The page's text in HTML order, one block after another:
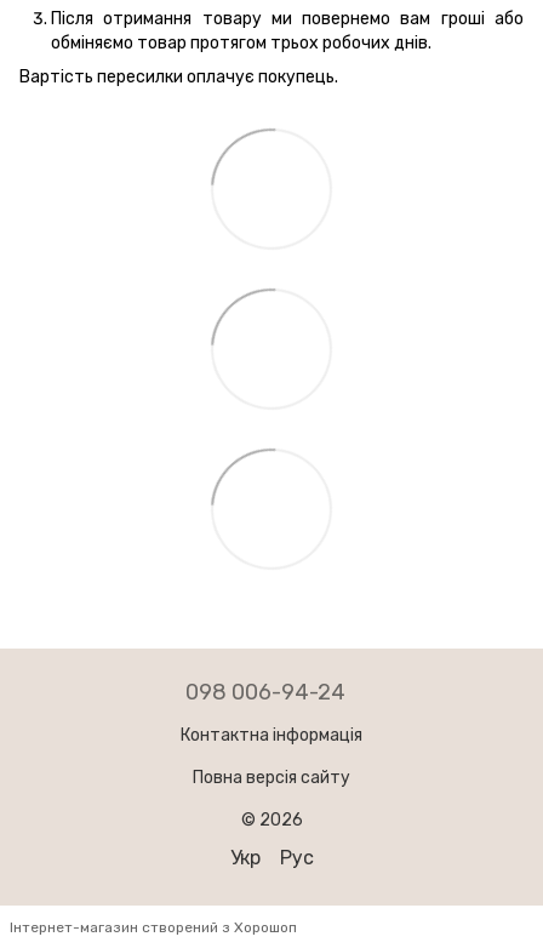
Після отримання товару ми повернемо вам гроші або
обміняємо товар протягом трьох робочих днів.
Вартість пересилки оплачує покупець.
098 006-94-24
Контактна інформація
Повна версія сайту
© 2026
Укр Рус
Інтернет-магазин створений з Хорошоп